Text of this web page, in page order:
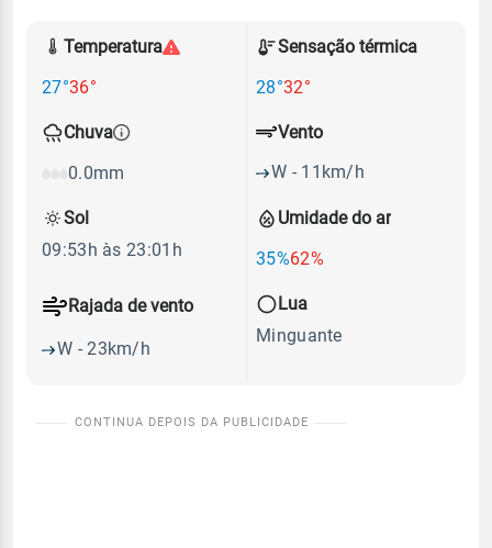
Temperatura
27°36°
Sensação térmica
28°32°
Chuva
0.0mm
Umidade do ar
35%62%
Vento
W - 11km/h
Rajada de vento
W - 23km/h
Sol
09:53h às 23:01h
Lua
Minguante